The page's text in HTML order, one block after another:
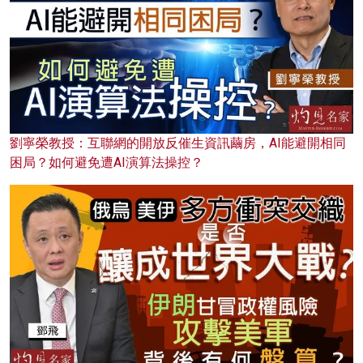
劉寧榮教授：互聯網的開放反催生資訊繭房，AI能避開相同
困局？如何避免遭AI演算法操控？